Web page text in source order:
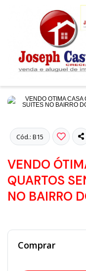
Cód.: B15
VENDO
QUARTOS
NO BAIRRO
Comprar